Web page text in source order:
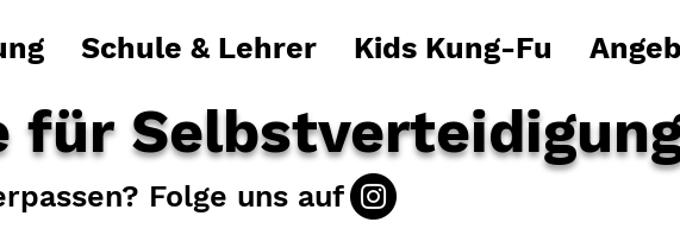
Schule & Lehrer Kids Kung-Fu
für
Folge uns auf